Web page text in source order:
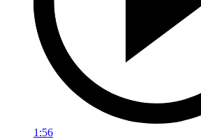
1:56